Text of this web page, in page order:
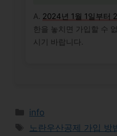
A. 2024년 1월 1일부터
한을 놓치면 가입할 수
시기 바랍니다.
Categories
info
Tags
노란우산공제 가입 방